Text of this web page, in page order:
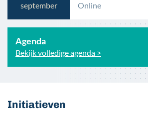
Agenda
Bekijk volledige agenda >
september Online
Initiatieven